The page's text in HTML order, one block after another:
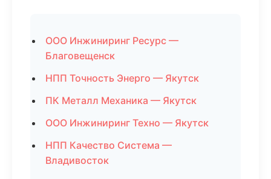
ООО Инжиниринг Ресурс —
Благовещенск
НПП Точность Энерго — Якутск
ПК Металл Механика — Якутск
ООО Инжиниринг Техно — Якутск
НПП Качество Система —
Владивосток